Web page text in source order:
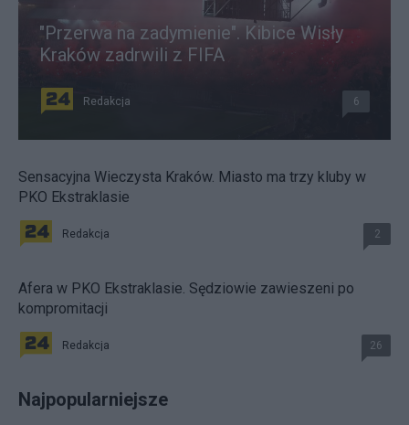
"Przerwa na zadymienie". Kibice Wisły
Kraków zadrwili z FIFA
Redakcja 6
Sensacyjna Wieczysta Kraków. Miasto ma trzy kluby w
PKO Ekstraklasie
Redakcja 2
Afera w PKO Ekstraklasie. Sędziowie zawieszeni po
kompromitacji
Redakcja 26
Najpopularniejsze